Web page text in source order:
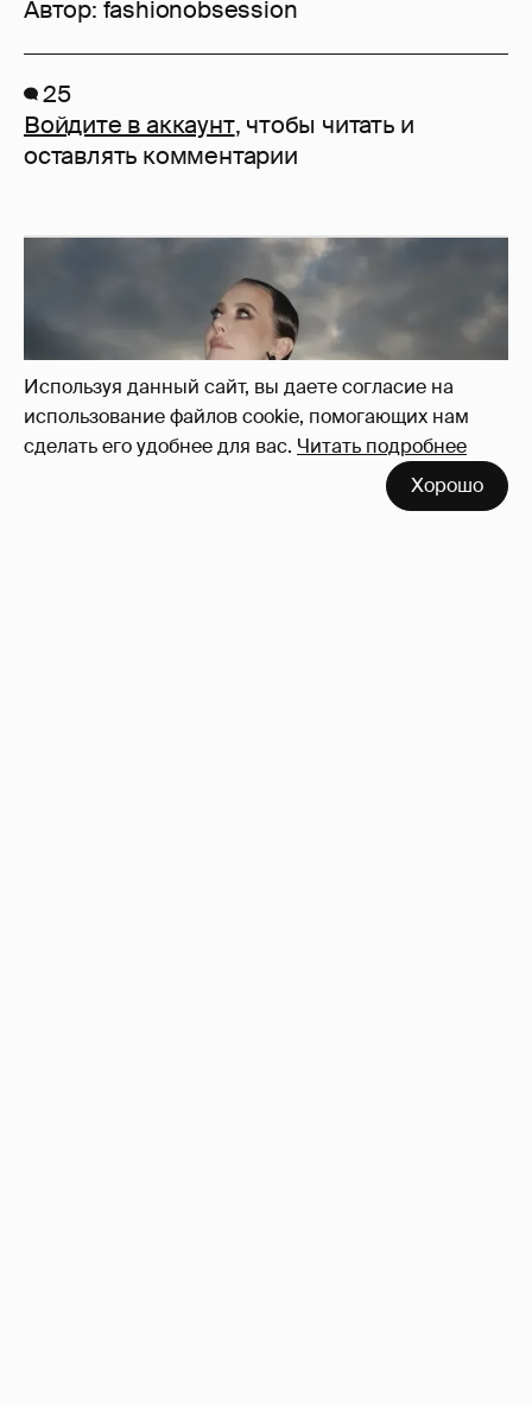
Используя данный сайт, вы даете согласие на
использование файлов cookie, помогающих нам
сделать его удобнее для вас. Читать подробнее
Хорошо
Автор: fashionobsession
25
Войдите в аккаунт, чтобы читать и
оставлять комментарии